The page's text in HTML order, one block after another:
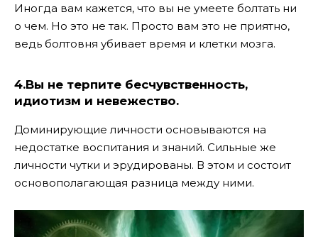
Иногда вам кажется, что вы не умеете болтать ни
о чем. Но это не так. Просто вам это не приятно,
ведь болтовня убивает время и клетки мозга.
4.Вы не терпите бесчувственность,
идиотизм и невежество.
Доминирующие личности основываются на
недостатке воспитания и знаний. Сильные же
личности чутки и эрудированы. В этом и состоит
основополагающая разница между ними.